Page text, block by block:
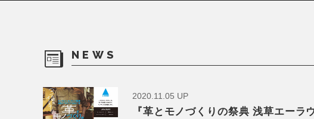
NEWS
2020.11.05 UP
『革とモノづくりの祭典 浅草エーラ